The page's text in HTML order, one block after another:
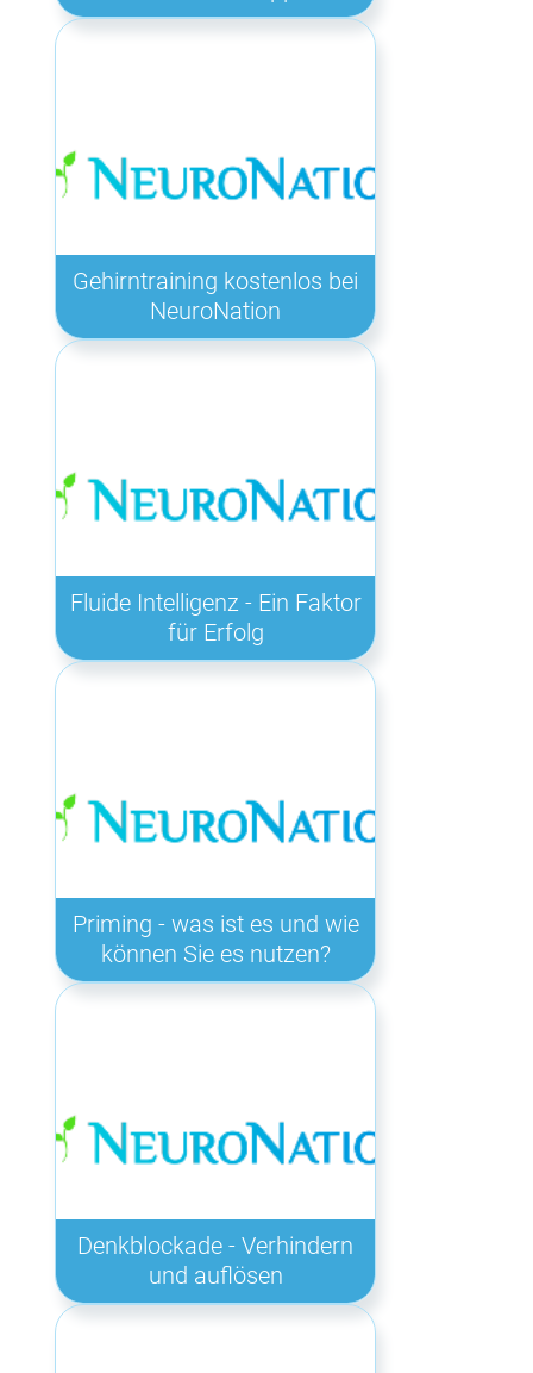
Gehirntraining kostenlos bei
NeuroNation
Fluide Intelligenz - Ein Faktor
für Erfolg
Priming - was ist es und wie
können Sie es nutzen?
Denkblockade - Verhindern
und auflösen